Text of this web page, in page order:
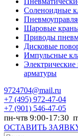
Соленоидные
Шаровые
Приводы
Дисковые
Импульсные
арматуры
9724704@mail.ru
+7 (495) 972-47-04
+7 (901) 546-47-05
пн-чтв 9:00-17:30
ОСТАВИТЬ